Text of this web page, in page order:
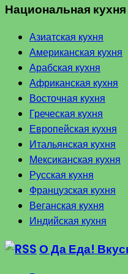
Национальная кухня
Азиатская кухня
Американская кухня
Арабская кухня
Африканская кухня
Восточная кухня
Греческая кухня
Европейская кухня
Итальянская кухня
Мексиканская кухня
Русская кухня
Французская кухня
Веганская кухня
Индийская кухня
О Да Еда!